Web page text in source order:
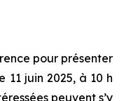
pour présenter
11 juin 2025, à 10 h
peuvent s’y